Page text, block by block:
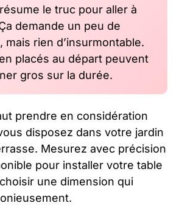
le truc pour aller à
demande un peu de
mais rien d’insurmontable.
placés au départ peuvent
gros sur la durée.
prendre en considération
disposez dans votre jardin
Mesurez avec précision
pour installer votre table
une dimension qui